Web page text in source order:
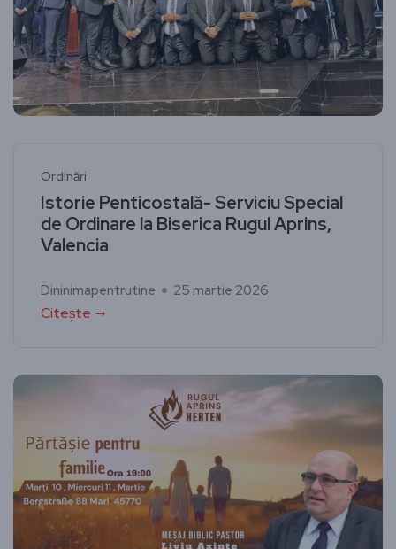
Ordinări
Istorie Penticostală- Serviciu Special
de Ordinare la Biserica Rugul Aprins,
Valencia
Dininimapentrutine 25 martie 2026
Citește